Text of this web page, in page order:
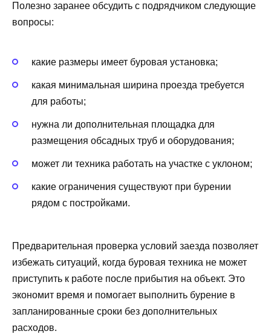
Полезно заранее обсудить с подрядчиком следующие
вопросы:
какие размеры имеет буровая установка;
какая минимальная ширина проезда требуется
для работы;
нужна ли дополнительная площадка для
размещения обсадных труб и оборудования;
может ли техника работать на участке с уклоном;
какие ограничения существуют при бурении
рядом с постройками.
Предварительная проверка условий заезда позволяет
избежать ситуаций, когда буровая техника не может
приступить к работе после прибытия на объект. Это
экономит время и помогает выполнить бурение в
запланированные сроки без дополнительных
расходов.